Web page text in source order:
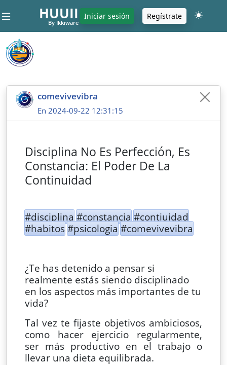
HUUII
By Ikkiware
Iniciar sesión Regístrate
comevivevibra
En 2024-09-22 12:31:15
Disciplina No Es Perfección, Es
Constancia: El Poder De La
Continuidad
#disciplina #constancia #contiuidad
#habitos#psicologia #comevivevibra
¿Te has detenido a pensar si
realmente estás siendo disciplinado
en los aspectos más importantes de tu
vida?
Tal vez te fijaste objetivos ambiciosos,
como hacer ejercicio regularmente,
ser más productivo en el trabajo o
llevar una dieta equilibrada.